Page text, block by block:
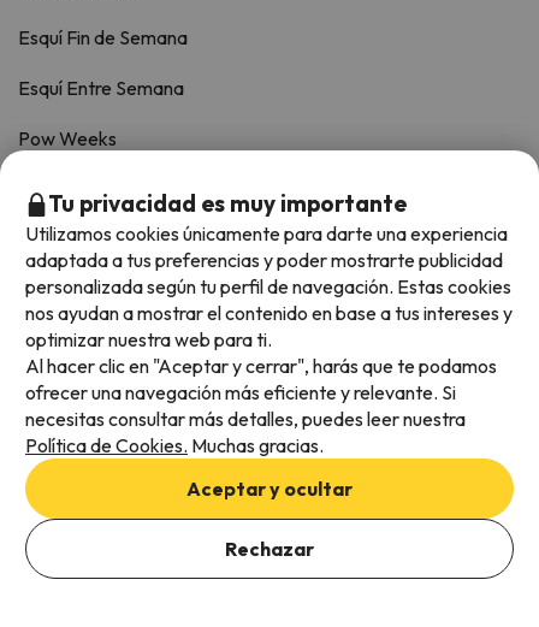
Ver ofertas
Esquí Fin de Semana
Esquí Entre Semana
Pow Weeks
TOP HOTELES
Hoteles Grandvalira
Hoteles Vallnord Pal-Arinsal
Hoteles Port Ainé
Hoteles Baqueira Beret
Hoteles Sierra Nevada
Hoteles Boí Taüll
Últimos hoteles reservados
Tu privacidad es muy importante
Utilizamos cookies únicamente para darte una experiencia
adaptada a tus preferencias y poder mostrarte publicidad
personalizada según tu perfil de navegación. Estas cookies
nos ayudan a mostrar el contenido en base a tus intereses y
optimizar nuestra web para ti.
Al hacer clic en "Aceptar y cerrar", harás que te podamos
ofrecer una navegación más eficiente y relevante. Si
necesitas consultar más detalles, puedes leer nuestra
Política de Cookies. Muchas gracias.
Aceptar y ocultar
Rechazar